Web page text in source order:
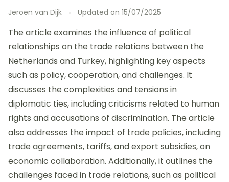
Jeroen van Dijk
Updated on 15/07/2025
The article examines the influence of political
relationships on the trade relations between the
Netherlands and Turkey, highlighting key aspects
such as policy, cooperation, and challenges. It
discusses the complexities and tensions in
diplomatic ties, including criticisms related to human
rights and accusations of discrimination. The article
also addresses the impact of trade policies, including
trade agreements, tariffs, and export subsidies, on
economic collaboration. Additionally, it outlines the
challenges faced in trade relations, such as political